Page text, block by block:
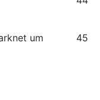
um
45